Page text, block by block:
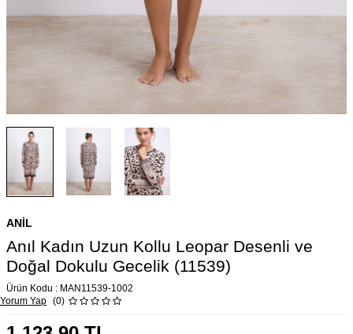
ANIL
Anıl Kadın Uzun Kollu Leopar Desenli ve
Doğal Dokulu Gecelik (11539)
Ürün Kodu : MAN11539-1002
Yorum Yap (0)